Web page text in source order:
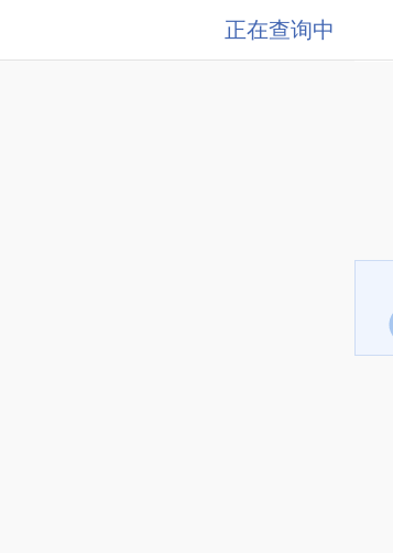
正在查询中